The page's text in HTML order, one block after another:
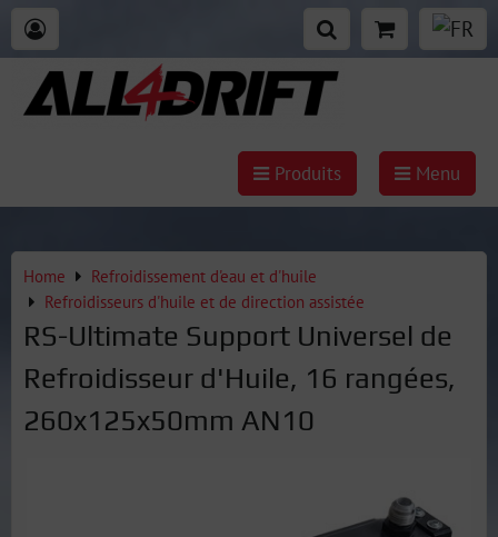
Produits Menu
Home
Refroidissement d'eau et d'huile
Refroidisseurs d'huile et de direction assistée
RS-Ultimate Support Universel de
Refroidisseur d'Huile, 16 rangées,
260x125x50mm AN10